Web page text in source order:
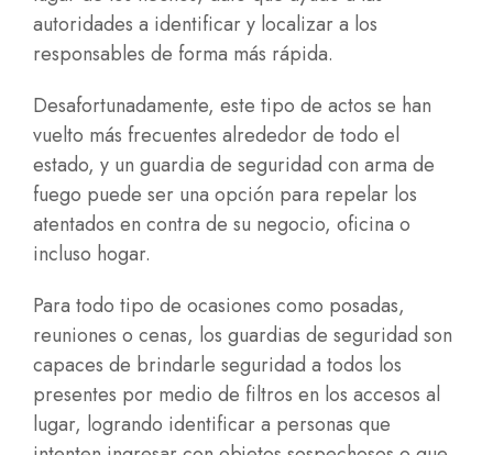
autoridades a identificar y localizar a los
responsables de forma más rápida.
Desafortunadamente, este tipo de actos se han
vuelto más frecuentes alrededor de todo el
estado, y un guardia de seguridad con arma de
fuego puede ser una opción para repelar los
atentados en contra de su negocio, oficina o
incluso hogar.
Para todo tipo de ocasiones como posadas,
reuniones o cenas, los guardias de seguridad son
capaces de brindarle seguridad a todos los
presentes por medio de filtros en los accesos al
lugar, logrando identificar a personas que